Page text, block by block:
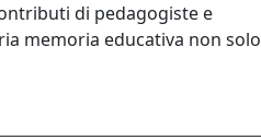
di pedagogiste e
memoria educativa non solo